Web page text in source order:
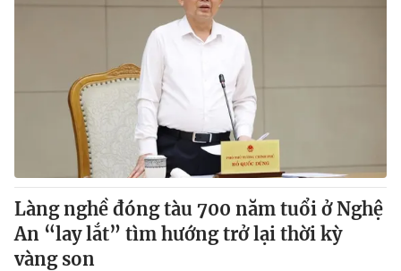
Làng nghề đóng tàu 700 năm tuổi ở Nghệ
An “lay lắt” tìm hướng trở lại thời kỳ
vàng son